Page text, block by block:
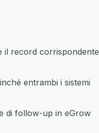
il record corrispondente
entrambi i sistemi
di follow-up in eGrow